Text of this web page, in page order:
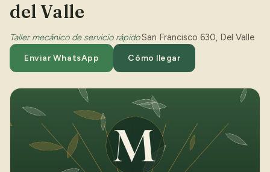
del Valle
Taller mecánico de servicio rápido·San Francisco 630, Del Valle
Enviar WhatsApp Cómo llegar